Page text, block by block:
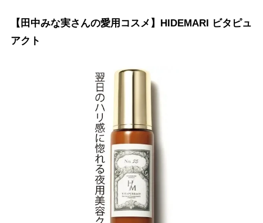
【田中みな実さんの愛用コスメ】HIDEMARI ビタピュ
アクト